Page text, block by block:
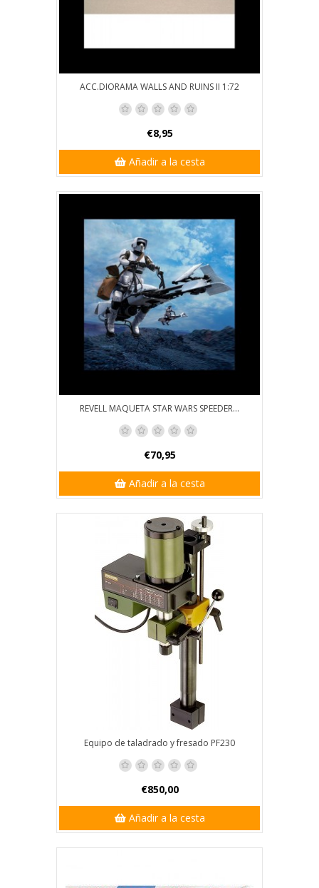
ACC.DIORAMA WALLS AND RUINS II 1:72
€8,95
Añadir a la cesta
REVELL MAQUETA STAR WARS SPEEDER...
€70,95
Añadir a la cesta
Equipo de taladrado y fresado PF230
€850,00
Añadir a la cesta